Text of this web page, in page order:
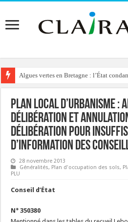
Algues vertes en Bretagne : l’État
Reconstruction de chalets d’alpage : le
Plan Local d’Urbanisme :
délibération et
délibération pour
d’information des
28 novembre 2013
Généralités, Plan d'occupation des sols,
PLU
Conseil d’État
N° 350380